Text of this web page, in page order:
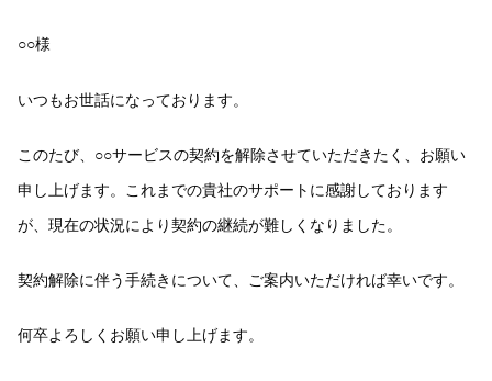
○○様
いつもお世話になっております。
このたび、○○サービスの契約を解除させていただきたく、お願い
申し上げます。これまでの貴社のサポートに感謝しております
が、現在の状況により契約の継続が難しくなりました。
契約解除に伴う手続きについて、ご案内いただければ幸いです。
何卒よろしくお願い申し上げます。